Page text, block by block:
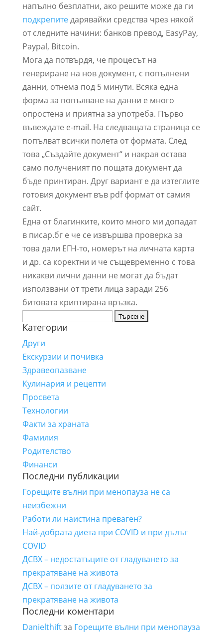
напълно безплатни, ако решите може да ги
подкрепитедарявайки средства чрез някой
от следните начини: банков превод, EasyPay,
Paypal, Bitcoin.
Мога да потвърдя, че процесът на
генериране на нов документ, с попълнени
данни, отнема под 5 минути. Всяка една
форма за попълване на данни е много
опростена и приятна за употреба. Първо
въвеждате e-mail. На следващата страница се
попълват всички полета от формата. След
това „Създайте документ“ и накрая остава
само полученият по пощата документ да
бъде принтиран. Друг вариант е да изтеглите
готовия документ във pdf формат от самия
сайт.
Една от благинките, които много ми допадат
в писар.бг е че се извършва проверка за
това дали ЕГН-то, номерът на личната карта
и др. са коректни и че същевременно с това
никакви лични данни не могат да бъдат
използвани от трети лица заради 256
битовата криптирана връзка.
за:
Категории
Други
Екскурзии и почивка
Здравеопазване
Кулинария и рецепти
Просвета
Технологии
Факти за храната
Фамилия
Родителство
Финанси
Последни публикации
Горещите вълни при менопауза не са
неизбежни
Работи ли наистина преваген?
Най-добрата диета при COVID и при дълъг
COVID
ДСВХ – недостатъците от гладуването за
прекратяване на живота
ДСВХ – ползите от гладуването за
прекратяване на живота
Последни коментари
Danielthiftза Горещите вълни при менопауза